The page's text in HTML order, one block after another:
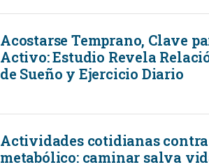
Acostarse Temprano, Clave
Activo: Estudio Revela
de Sueño y Ejercicio Diario
Actividades cotidianas
metabólico: caminar salva